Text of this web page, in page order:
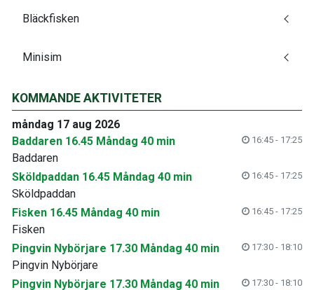
Bläckfisken
Minisim
KOMMANDE AKTIVITETER
måndag 17 aug 2026
Baddaren 16.45 Måndag 40 min
16:45 - 17:25
Baddaren
Sköldpaddan 16.45 Måndag 40 min
16:45 - 17:25
Sköldpaddan
Fisken 16.45 Måndag 40 min
16:45 - 17:25
Fisken
Pingvin Nybörjare 17.30 Måndag 40 min
17:30 - 18:10
Pingvin Nybörjare
Pingvin Nybörjare 17.30 Måndag 40 min
17:30 - 18:10